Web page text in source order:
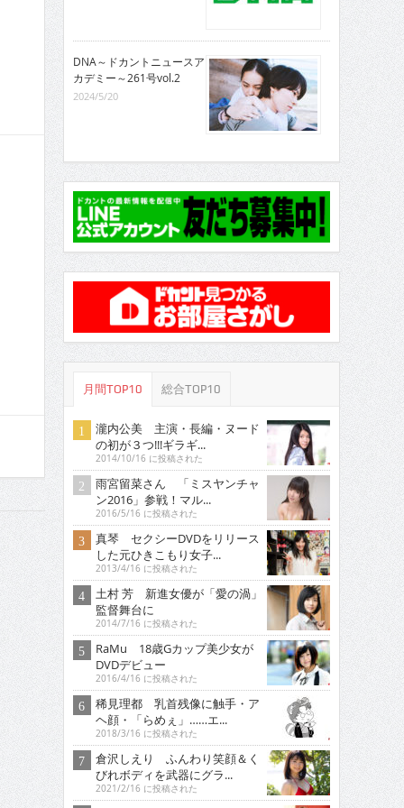
DNA～ドカントニュースア
カデミー～261号vol.2
2024/5/20
月間TOP10 総合TOP10
瀧内公美 主演・長編・ヌード
の初が３つ!!!ギラギ...
2014/10/16 に投稿された
雨宮留菜さん 「ミスヤンチャ
ン2016」参戦！マル...
2016/5/16 に投稿された
真琴 セクシーDVDをリリース
した元ひきこもり女子...
2013/4/16 に投稿された
土村 芳 新進女優が「愛の渦」
監督舞台に
2014/7/16 に投稿された
RaMu 18歳Gカップ美少女が
DVDデビュー
2016/4/16 に投稿された
稀見理都 乳首残像に触手・ア
ヘ顔・「らめぇ」……エ...
2018/3/16 に投稿された
倉沢しえり ふんわり笑顔＆く
びれボディを武器にグラ...
2021/2/16 に投稿された